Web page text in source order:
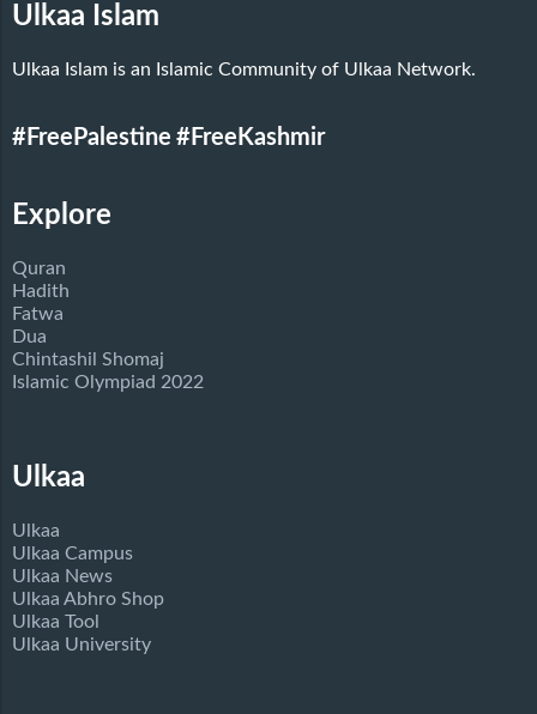
Ulkaa Islam
Ulkaa Islam is an Islamic Community of Ulkaa Network.
#FreePalestine #FreeKashmir
Explore
Quran
Hadith
Fatwa
Dua
Chintashil Shomaj
Islamic Olympiad 2022
Ulkaa
Ulkaa
Ulkaa Campus
Ulkaa News
Ulkaa Abhro Shop
Ulkaa Tool
Ulkaa University